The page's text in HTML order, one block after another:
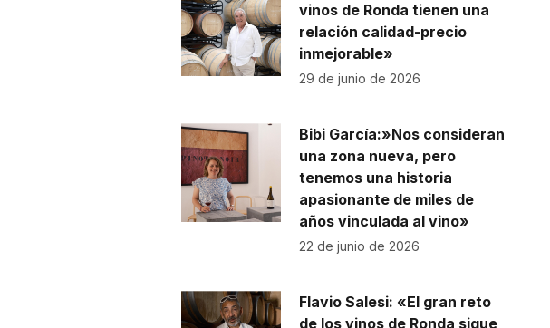
vinos de Ronda tienen una
relación calidad-precio
inmejorable»
29 de junio de 2026
Bibi García:»Nos consideran
una zona nueva, pero
tenemos una historia
apasionante de miles de
años vinculada al vino»
22 de junio de 2026
Flavio Salesi: «El gran reto
de los vinos de Ronda sigue